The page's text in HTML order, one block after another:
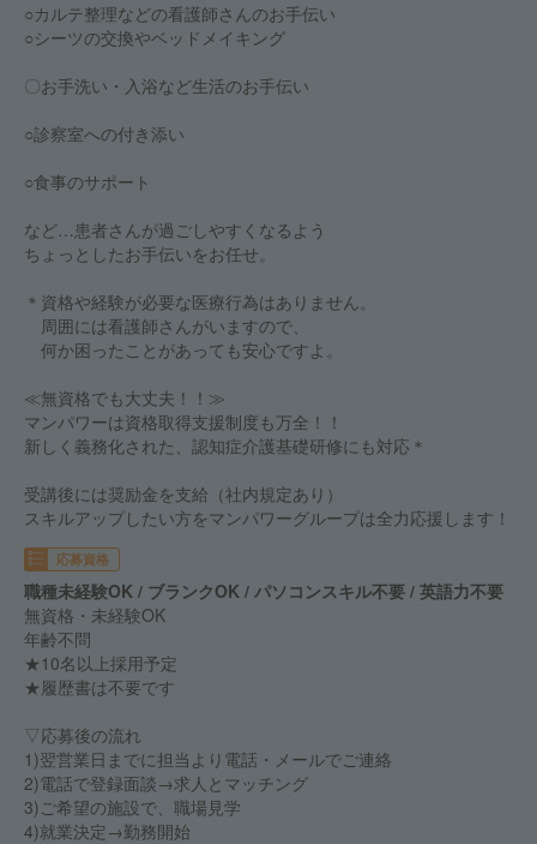
○カルテ整理などの看護師さんのお手伝い
○シーツの交換やベッドメイキング
〇お手洗い・入浴など生活のお手伝い
○診察室への付き添い
○食事のサポート
など…患者さんが過ごしやすくなるよう
ちょっとしたお手伝いをお任せ。
＊資格や経験が必要な医療行為はありません。
周囲には看護師さんがいますので、
何か困ったことがあっても安心ですよ。
≪無資格でも大丈夫！！≫
マンパワーは資格取得支援制度も万全！！
新しく義務化された、認知症介護基礎研修にも対応＊
受講後には奨励金を支給（社内規定あり）
スキルアップしたい方をマンパワーグループは全力応援します！
応募資格
職種未経験OK / ブランクOK / パソコンスキル不要 / 英語力不要
無資格・未経験OK
年齢不問
★10名以上採用予定
★履歴書は不要です
▽応募後の流れ
1)翌営業日までに担当より電話・メールでご連絡
2)電話で登録面談→求人とマッチング
3)ご希望の施設で、職場見学
4)就業決定→勤務開始